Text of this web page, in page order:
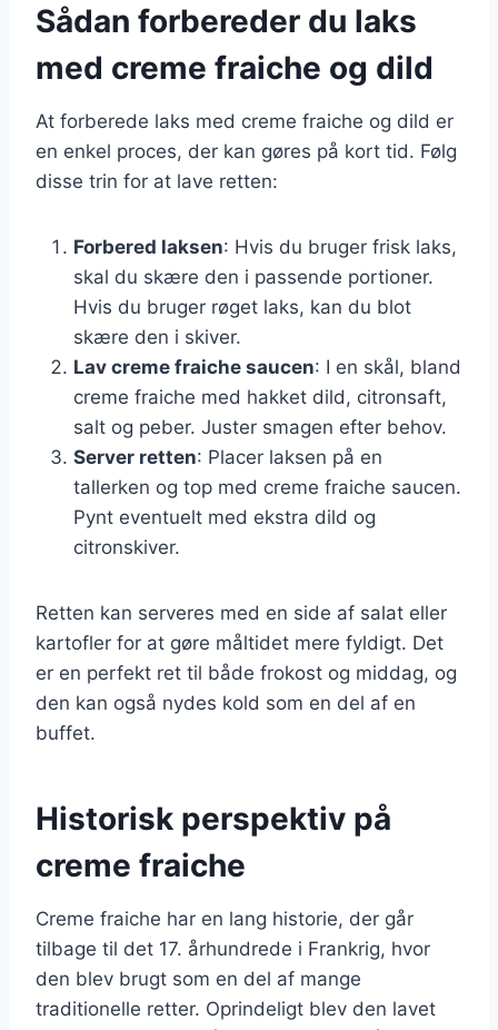
Sådan forbereder du laks
med creme fraiche og dild
At forberede laks med creme fraiche og dild er
en enkel proces, der kan gøres på kort tid. Følg
disse trin for at lave retten:
Forbered laksen: Hvis du bruger frisk laks,
skal du skære den i passende portioner.
Hvis du bruger røget laks, kan du blot
skære den i skiver.
Lav creme fraiche saucen: I en skål, bland
creme fraiche med hakket dild, citronsaft,
salt og peber. Juster smagen efter behov.
Server retten: Placer laksen på en
tallerken og top med creme fraiche saucen.
Pynt eventuelt med ekstra dild og
citronskiver.
Retten kan serveres med en side af salat eller
kartofler for at gøre måltidet mere fyldigt. Det
er en perfekt ret til både frokost og middag, og
den kan også nydes kold som en del af en
buffet.
Historisk perspektiv på
creme fraiche
Creme fraiche har en lang historie, der går
tilbage til det 17. århundrede i Frankrig, hvor
den blev brugt som en del af mange
traditionelle retter. Oprindeligt blev den lavet